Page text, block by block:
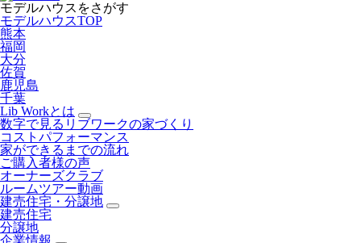
モデルハウスをさがす
モデルハウスTOP
熊本
福岡
大分
佐賀
鹿児島
千葉
Lib Workとは
数字で見るリブワークの家づくり
コストパフォーマンス
家ができるまでの流れ
ご購入者様の声
オーナーズクラブ
ルームツアー動画
建売住宅・分譲地
建売住宅
分譲地
企業情報